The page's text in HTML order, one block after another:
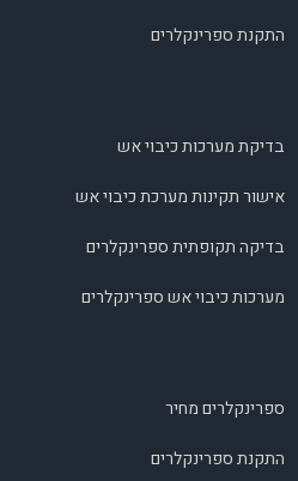
התקנת ספרינקלרים
בדיקת מערכות כיבוי אש
אישור תקינות מערכת כיבוי אש
בדיקה תקופתית ספרינקלרים
מערכות כיבוי אש ספרינקלרים
ספרינקלרים מחיר
התקנת ספרינקלרים